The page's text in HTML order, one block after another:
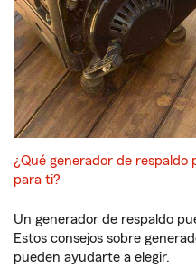
¿Qué generador de respaldo
para ti?
Un generador de respaldo
Estos consejos sobre
pueden ayudarte a elegir.